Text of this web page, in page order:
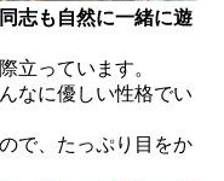
志も自然に一緒に遊
立っています。
なに優しい性格でい
で、たっぷり目をか